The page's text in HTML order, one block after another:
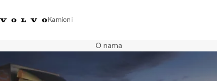
Kamioni
Prodavaonica Volvo Trucks
O nama